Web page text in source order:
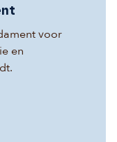
voor
en